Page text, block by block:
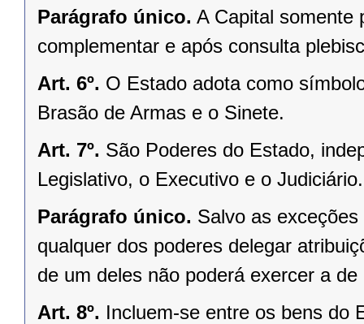
Parágrafo único. A Capital somente
complementar e após consulta
Art. 6º. O Estado adota como
Brasão de Armas e o Sinete.
Art. 7º. São Poderes do Estado,
Legislativo, o Executivo e o Judiciário.
Parágrafo único. Salvo as
qualquer dos poderes delegar
de um deles não poderá exercer a de
Art. 8º. Incluem-se entre os bens do